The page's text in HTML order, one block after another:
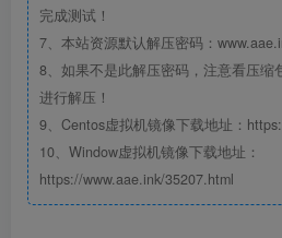
完成测试！
7、本站资源默认解压密码：
8、如果不是此解压密码，注意看压缩
进行解压！
9、Centos虚拟机镜像下载地址：
10、Window虚拟机镜像下载地址：
https://www.aae.ink/35207.html